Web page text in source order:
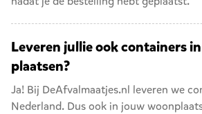
Leveren jullie ook containers
plaatsen?
Ja! Bij DeAfvalmaatjes.nl leveren we
Nederland. Dus ook in jouw